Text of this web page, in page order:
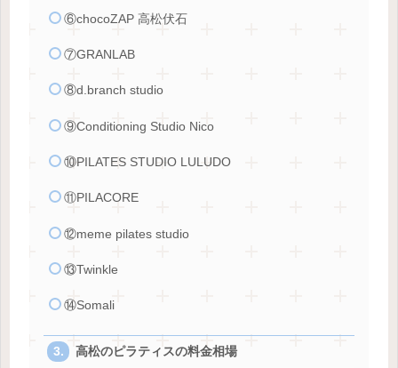
⑥chocoZAP 高松伏石
⑦GRANLAB
⑧d.branch studio
⑨Conditioning Studio Nico
⑩PILATES STUDIO LULUDO
⑪PILACORE
⑫meme pilates studio
⑬Twinkle
⑭Somali
高松のピラティスの料金相場